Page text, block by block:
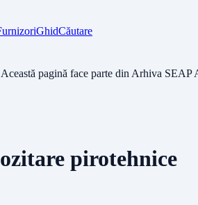
GhidCăutare
pagină face parte din Arhiva SEAP
pirotehnice